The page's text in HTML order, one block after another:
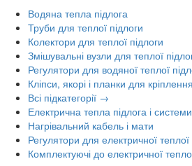
Водяна тепла підлога
Труби для теплої підлоги
Колектори для теплої підлоги
Змішувальні вузли для теплої
Регулятори для водяної теплої
Кліпси, якорі і планки для
Всі підкатегорії →
Електрична тепла підлога і
Нагрівальний кабель і мати
Регулятори для електричної теплої
Комплектуючі до електричної